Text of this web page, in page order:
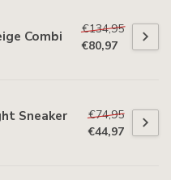
Combi
€134,95
€80,97
Sneaker
€74,95
€44,97